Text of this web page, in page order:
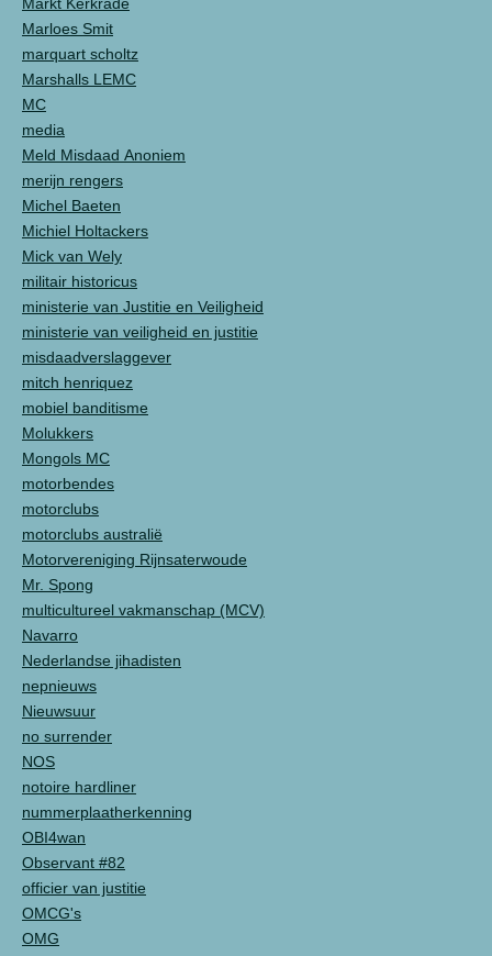
Marloes Smit
marquart scholtz
Marshalls LEMC
MC
media
Meld Misdaad Anoniem
merijn rengers
Michel Baeten
Michiel Holtackers
Mick van Wely
militair historicus
ministerie van Justitie en Veiligheid
ministerie van veiligheid en justitie
misdaadverslaggever
mitch henriquez
mobiel banditisme
Molukkers
Mongols MC
motorbendes
motorclubs
motorclubs australië
Motorvereniging Rijnsaterwoude
Mr. Spong
multicultureel vakmanschap (MCV)
Navarro
Nederlandse jihadisten
nepnieuws
Nieuwsuur
no surrender
NOS
notoire hardliner
nummerplaatherkenning
OBI4wan
Observant #82
officier van justitie
OMCG's
OMG